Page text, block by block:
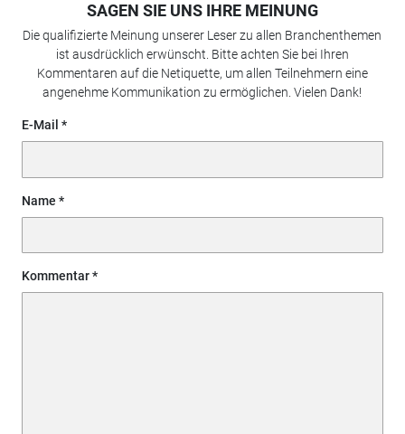
SAGEN SIE UNS IHRE MEINUNG
Die qualifizierte Meinung unserer Leser zu allen Branchenthemen
ist ausdrücklich erwünscht. Bitte achten Sie bei Ihren
Kommentaren auf die Netiquette, um allen Teilnehmern eine
angenehme Kommunikation zu ermöglichen. Vielen Dank!
E-Mail
Name
Kommentar